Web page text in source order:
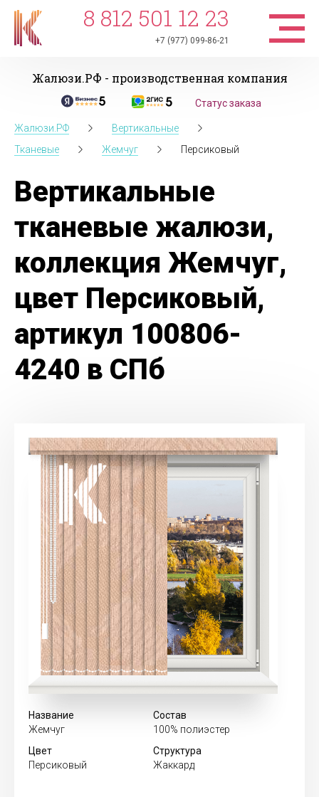
8 812 501 12 23
+7 (977) 099-86-21
Жалюзи.РФ - производственная компания
Статус заказа
Жалюзи.РФ
Вертикальные
Тканевые
Жемчуг Персиковый
Вертикальные
тканевые жалюзи,
коллекция Жемчуг,
цвет Персиковый,
артикул 100806-
4240 в СПб
Название
Жемчуг
Состав
100% полиэстер
Цвет
Персиковый
Структура
Жаккард